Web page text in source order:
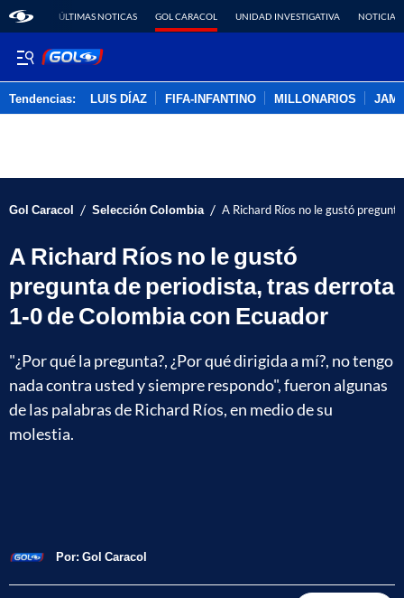
ÚLTIMAS NOTICAS GOL CARACOL UNIDAD INVESTIGATIVA NOTICIAS
Tendencias: LUIS DÍAZ FIFA-INFANTINO MILLONARIOS
Gol Caracol / Selección Colombia / A Richard Ríos no le gustó
A Richard Ríos no le gustó
pregunta de periodista, tras derrota
1-0 de Colombia con Ecuador
"¿Por qué la pregunta?, ¿Por qué dirigida a mí?, no tengo
nada contra usted y siempre respondo", fueron algunas
de las palabras de Richard Ríos, en medio de su
molestia.
Por: Gol Caracol